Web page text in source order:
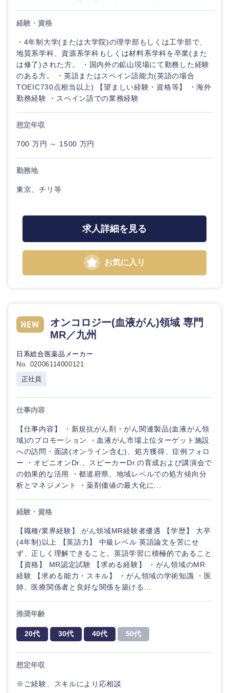
大阪府
奈良県 和歌山県
中国・四国地方
鳥取県 島根県
岡山県 広島県
山口県 徳島県
香川県 愛媛県
経験・資格
・4年制大学(または大学院)の理学部もしくは工学部で、
地質系学科、資源系学科もしくは材料系学科を卒業(また
は修了)された方。 ・国内外の鉱山現場にて勤務した経験
のある方。 ・英語またはスペイン語能力(英語の場合
TOEIC730点相当以上) 【望ましい経験・資格等】 ・海外
勤務経験 ・スペイン語での業務経験
想定年収
700 万円 ～ 1500 万円
勤務地
東京、チリ等
求人詳細を見る
お気に入り
オンコロジー(血液がん)領域 専門
MR／九州
日系総合医薬品メーカー
No. 02006114000121
正社員
仕事内容
【仕事内容】 ・新規抗がん剤・がん関連製品(血液がん領
域)のプロモーション ・血液がん市場上位ターゲット施設
への訪問・面談(オンライン含む)、処方獲得、症例フォロ
ー ・オピニオンDr.、スピーカーDr.の育成および講演会で
の効果的な活用 ・都道府県、地域レベルでの処方傾向分
析とマネジメント ・薬剤価値の最大化に...
経験・資格
【職種/業界経験】 がん領域MR経験者優遇 【学歴】 大卒
(4年制)以上 【英語力】 中級レベル 英語論文を苦にせ
ず、正しく理解できること。英語学習に積極的であること
【資格】 MR認定試験 【求める経験】 ・がん領域のMR
経験 【求める能力・スキル】 ・がん領域の学術知識 ・医
師、医療関係者と良好な関係を築ける...
推奨年齢
20代 30代 40代 50代
想定年収
※ご経験、スキルにより応相談